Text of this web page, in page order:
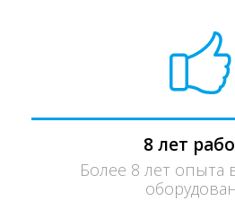
8 лет
Более 8 лет опыта